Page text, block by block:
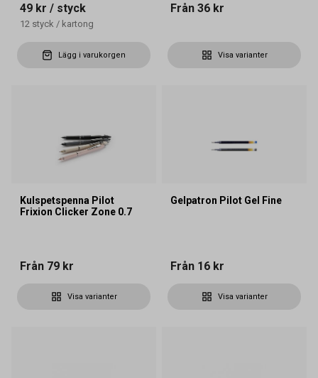
49 kr / styck
12 styck / kartong
Lägg i varukorgen
Från 36 kr
Visa varianter
Kulspetspenna Pilot
Frixion Clicker Zone 0.7
Från 79 kr
Visa varianter
Gelpatron Pilot Gel Fine
Från 16 kr
Visa varianter